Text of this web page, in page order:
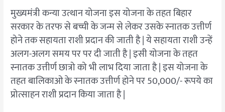
मुख्यमंत्री कन्या उत्थान योजना इस योजना के तहत बिहार
सरकार के तरफ से बच्ची के जन्म से लेकर उसके स्नातक उत्तीर्ण
होने तक सहायता राशी प्रदान की जाती है | ये सहायता राशी उन्हें
अलग-अलग समय पर पर दी जाती है | इसी योजना के तहत
स्नातक उत्तीर्ण छात्रो को भी लाभ दिया जाता है | इस योजना के
तहत बालिकाओ के स्नातक उत्तीर्ण होने पर 50,000/- रूपये का
प्रोत्साहन राशी प्रदान किया जाता है |